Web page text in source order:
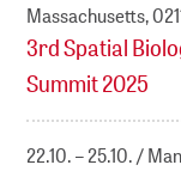
Massachusetts,
3rd Spatial
Summit 2025
22.10. – 25.10.